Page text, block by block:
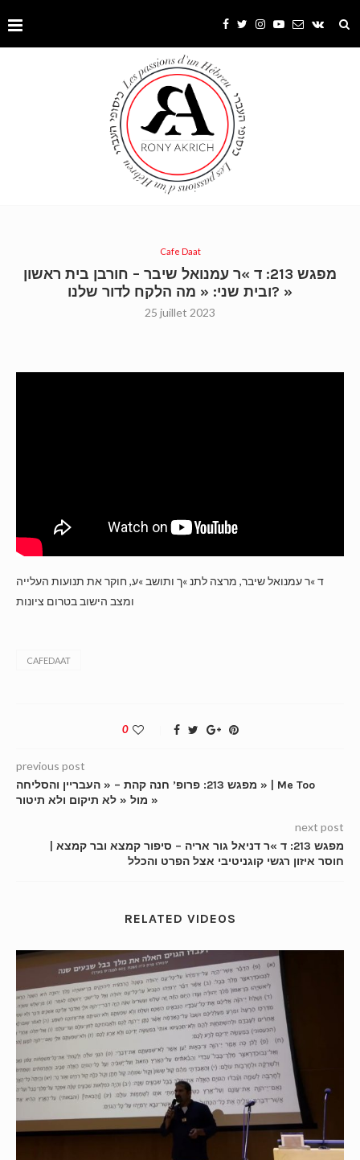
Cafe Daat
מפגש 213: ד »ר עמנואל שיבר – חורבן בית ראשון
ובית שני: « מה הלקח לדור שלנו? »
25 juillet 2023
ד »ר עמנואל שיבר, מרצה לתנ »ך ותושב »ע, חוקר את תנועות העלייה
ומצב הישוב בטרום ציונות
CAFEDAAT
0
previous post
מפגש 213: פרופ’ חנה קהת – « העבריין והסליחה » | Me Too
מול « לא תיקום ולא תיטור »
next post
מפגש 213: ד »ר דניאל גור אריה – סיפור קמצא ובר קמצא |
חוסר איזון רגשי קוגניטיבי אצל הפרט והכלל
RELATED VIDEOS